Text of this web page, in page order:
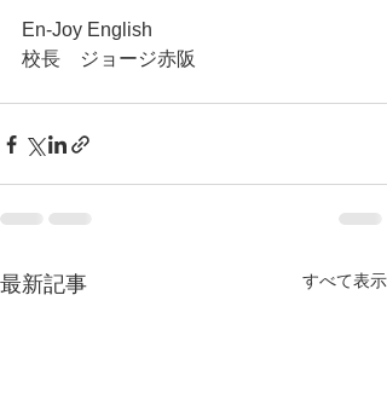
En-Joy English
校長　ジョージ赤阪
最新記事 すべて表示